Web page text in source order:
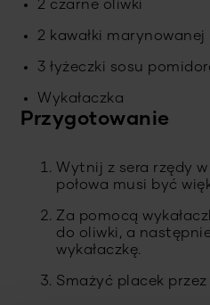
2 czarne oliwki
2 kawałki marynowanej
3 łyżeczki sosu
Wykałaczka
Przygotowanie
Wytnij z sera rzędy
połowa musi być
Za pomocą
do oliwki, a
wykałaczkę.
Smażyć placek przez